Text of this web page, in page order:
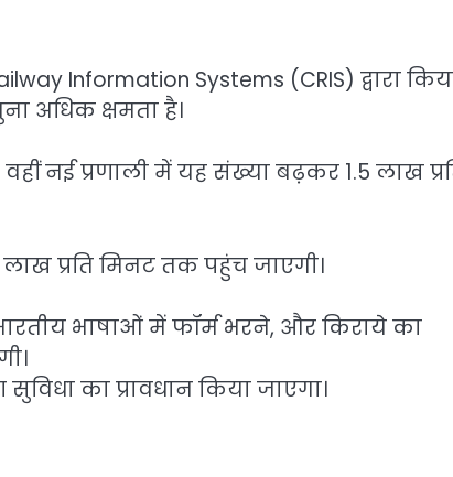
Information Systems (CRIS) द्वारा
अधिक क्षमता है।
नई प्रणाली में यह संख्या बढ़कर 1.5 लाख
प्रति मिनट तक पहुंच जाएगी।
भाषाओं में फॉर्म भरने, और किराये का
का प्रावधान किया जाएगा।